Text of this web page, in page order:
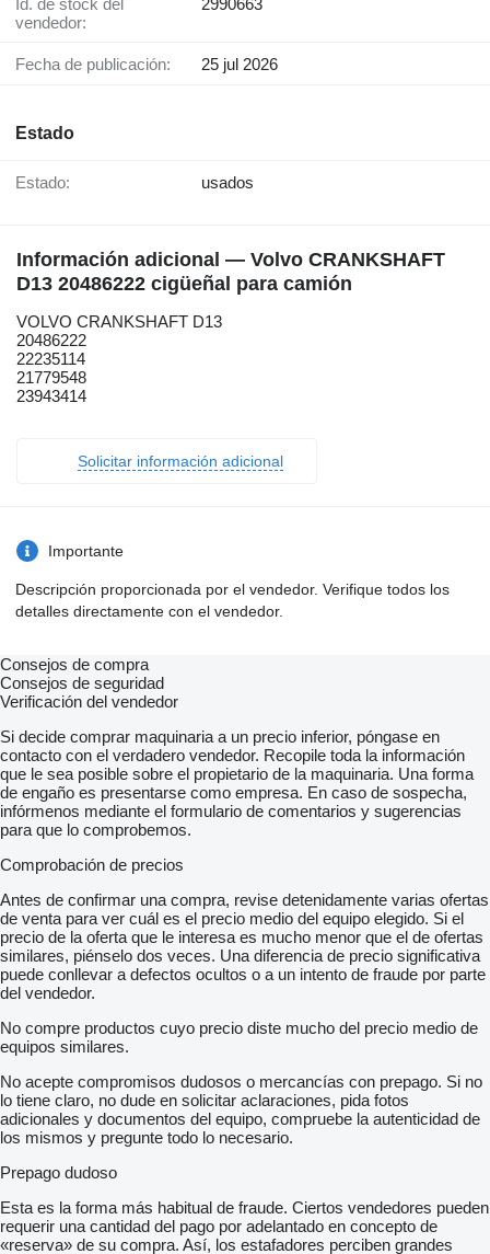
Id. de stock del
vendedor:
2990663
Fecha de publicación: 25 jul 2026
Estado
Estado: usados
Información adicional — Volvo CRANKSHAFT
D13 20486222 cigüeñal para camión
VOLVO CRANKSHAFT D13
20486222
22235114
21779548
23943414
Solicitar información adicional
Importante
Descripción proporcionada por el vendedor. Verifique todos los
detalles directamente con el vendedor.
Consejos de compra
Consejos de seguridad
Verificación del vendedor
Si decide comprar maquinaria a un precio inferior, póngase en
contacto con el verdadero vendedor. Recopile toda la información
que le sea posible sobre el propietario de la maquinaria. Una forma
de engaño es presentarse como empresa. En caso de sospecha,
infórmenos mediante el formulario de comentarios y sugerencias
para que lo comprobemos.
Comprobación de precios
Antes de confirmar una compra, revise detenidamente varias ofertas
de venta para ver cuál es el precio medio del equipo elegido. Si el
precio de la oferta que le interesa es mucho menor que el de ofertas
similares, piénselo dos veces. Una diferencia de precio significativa
puede conllevar a defectos ocultos o a un intento de fraude por parte
del vendedor.
No compre productos cuyo precio diste mucho del precio medio de
equipos similares.
No acepte compromisos dudosos o mercancías con prepago. Si no
lo tiene claro, no dude en solicitar aclaraciones, pida fotos
adicionales y documentos del equipo, compruebe la autenticidad de
los mismos y pregunte todo lo necesario.
Prepago dudoso
Esta es la forma más habitual de fraude. Ciertos vendedores pueden
requerir una cantidad del pago por adelantado en concepto de
«reserva» de su compra. Así, los estafadores perciben grandes